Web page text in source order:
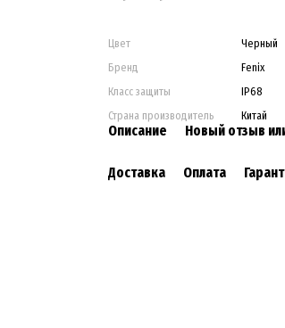
Цвет
Черный
Бренд
Fenix
Класс защиты
IP68
Страна производитель
Китай
Описание Новый отзыв
Доставка Оплата